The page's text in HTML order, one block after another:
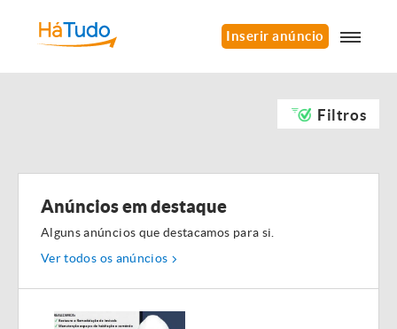
Inserir anúncio
Filtros
Anúncios em destaque
Alguns anúncios que destacamos para si.
Ver todos os anúncios